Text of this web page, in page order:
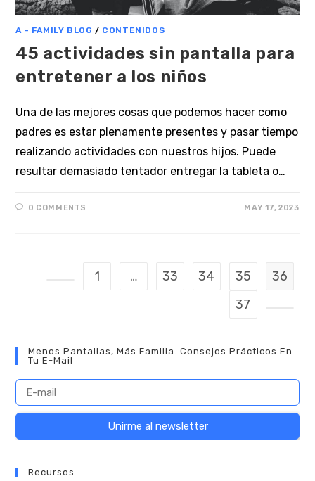
A - FAMILY BLOG / CONTENIDOS
45 actividades sin pantalla para
entretener a los niños
Una de las mejores cosas que podemos hacer como
padres es estar plenamente presentes y pasar tiempo
realizando actividades con nuestros hijos. Puede
resultar demasiado tentador entregar la tableta o…
0 COMMENTS MAY 17, 2023
1 … 33 34 35
36
37
Menos Pantallas, Más Familia. Consejos Prácticos En
Tu E-Mail
l
Recursos